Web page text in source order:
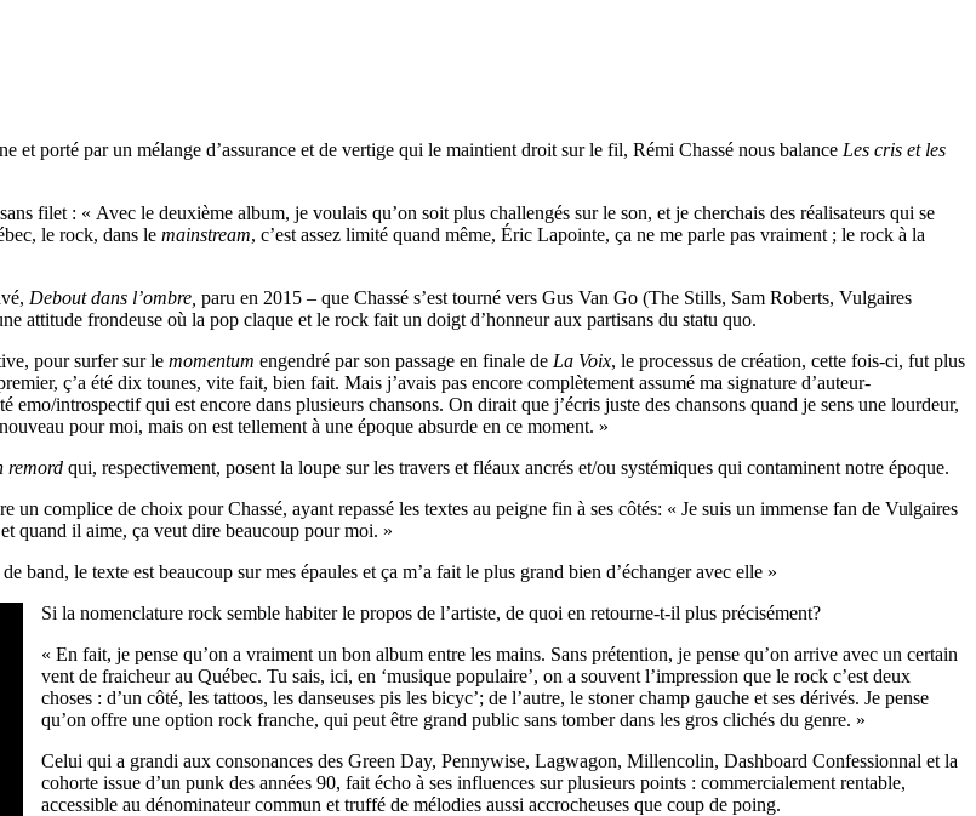
et porté par un mélange d’assurance et de vertige qui le maintient droit sur le fil, Rémi Chassé nous balance Les cris et les
filet : « Avec le deuxième album, je voulais qu’on soit plus challengés sur le son, et je cherchais des réalisateurs qui se
le rock, dans le mainstream, c’est assez limité quand même, Éric Lapointe, ça ne me parle pas vraiment ; le rock à la
Debout dans l’ombre, paru en 2015 – que Chassé s’est tourné vers Gus Van Go (The Stills, Sam Roberts, Vulgaires
attitude frondeuse où la pop claque et le rock fait un doigt d’honneur aux partisans du statu quo.
pour surfer sur le momentum engendré par son passage en finale de La Voix, le processus de création, cette fois-ci, fut plus
ç’a été dix tounes, vite fait, bien fait. Mais j’avais pas encore complètement assumé ma signature d’auteur-
introspectif qui est encore dans plusieurs chansons. On dirait que j’écris juste des chansons quand je sens une lourdeur,
pour moi, mais on est tellement à une époque absurde en ce moment. »
remord qui, respectivement, posent la loupe sur les travers et fléaux ancrés et/ou systémiques qui contaminent notre époque.
un complice de choix pour Chassé, ayant repassé les textes au peigne fin à ses côtés: « Je suis un immense fan de Vulgaires
quand il aime, ça veut dire beaucoup pour moi. »
band, le texte est beaucoup sur mes épaules et ça m’a fait le plus grand bien d’échanger avec elle »
Si la nomenclature rock semble habiter le propos de l’artiste, de quoi en retourne-t-il plus précisément?
« En fait, je pense qu’on a vraiment un bon album entre les mains. Sans prétention, je pense qu’on arrive avec un certain
vent de fraicheur au Québec. Tu sais, ici, en ‘musique populaire’, on a souvent l’impression que le rock c’est deux
choses : d’un côté, les tattoos, les danseuses pis les bicyc’; de l’autre, le stoner champ gauche et ses dérivés. Je pense
qu’on offre une option rock franche, qui peut être grand public sans tomber dans les gros clichés du genre. »
Celui qui a grandi aux consonances des Green Day, Pennywise, Lagwagon, Millencolin, Dashboard Confessionnal et la
cohorte issue d’un punk des années 90, fait écho à ses influences sur plusieurs points : commercialement rentable,
accessible au dénominateur commun et truffé de mélodies aussi accrocheuses que coup de poing.